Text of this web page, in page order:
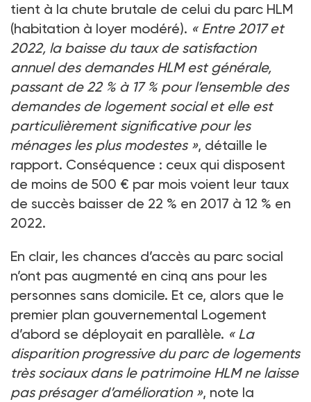
tient à la chute brutale de celui du parc HLM
(habitation à loyer modéré). « Entre 2017 et
2022, la baisse du taux de satisfaction
annuel des demandes HLM est générale,
passant de 22 % à 17 % pour l’ensemble des
demandes de logement social et elle est
particulièrement significative pour les
ménages les plus modestes », détaille le
rapport. Conséquence : ceux qui disposent
de moins de 500 € par mois voient leur taux
de succès baisser de 22 % en 2017 à 12 % en
2022.
En clair, les chances d’accès au parc social
n’ont pas augmenté en cinq ans pour les
personnes sans domicile. Et ce, alors que le
premier plan gouvernemental Logement
d’abord se déployait en parallèle. « La
disparition progressive du parc de logements
très sociaux dans le patrimoine HLM ne laisse
pas présager d’amélioration », note la